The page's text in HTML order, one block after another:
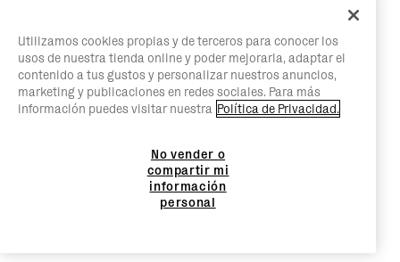
Utilizamos cookies propias y de terceros para conocer los
usos de nuestra tienda online y poder mejorarla, adaptar el
contenido a tus gustos y personalizar nuestros anuncios,
marketing y publicaciones en redes sociales. Para más
información puedes visitar nuestra Política de Privacidad.
No vender o
compartir mi
información
personal